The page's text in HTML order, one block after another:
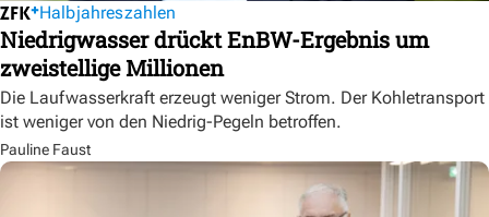
Halbjahreszahlen
Niedrigwasser drückt EnBW-Ergebnis um
zweistellige Millionen
Die Laufwasserkraft erzeugt weniger Strom. Der Kohletransport
ist weniger von den Niedrig-Pegeln betroffen.
Pauline Faust